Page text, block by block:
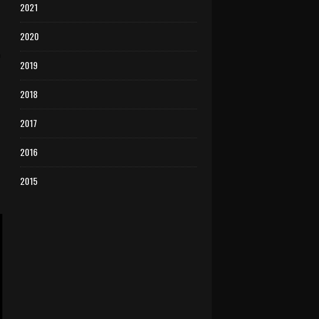
2021
2020
2019
2018
2017
2016
2015